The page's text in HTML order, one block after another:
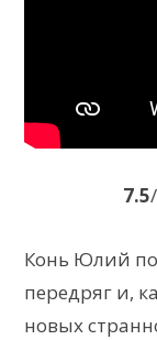
7.5
Конь Юлий
передряг и,
новых